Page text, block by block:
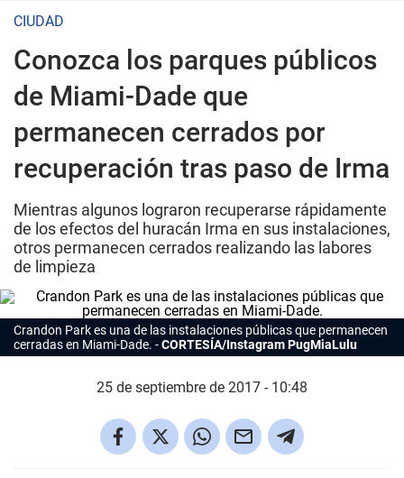
CIUDAD
Conozca los parques públicos
de Miami-Dade que
permanecen cerrados por
recuperación tras paso de Irma
Mientras algunos lograron recuperarse rápidamente
de los efectos del huracán Irma en sus instalaciones,
otros permanecen cerrados realizando las labores
de limpieza
Crandon Park es una de las instalaciones públicas que permanecen
cerradas en Miami-Dade.
CORTESÍA/Instagram PugMiaLulu
25 de septiembre de 2017 - 10:48